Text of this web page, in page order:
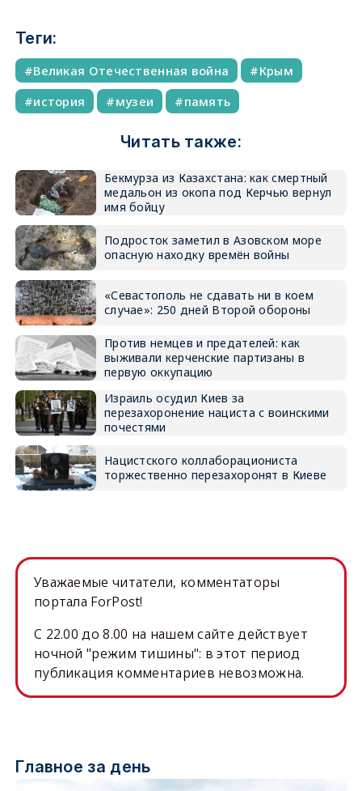
Теги:
Великая Отечественная война
Крым
история
музеи память
Читать также:
Бекмурза из Казахстана: как смертный
медальон из окопа под Керчью вернул
имя бойцу
Подросток заметил в Азовском море
опасную находку времён войны
«Севастополь не сдавать ни в коем
случае»: 250 дней Второй обороны
Против немцев и предателей: как
выживали керченские партизаны в
первую оккупацию
Израиль осудил Киев за
перезахоронение нациста с воинскими
почестями
Нацистского коллаборациониста
торжественно перезахоронят в Киеве
Уважаемые читатели, комментаторы
портала ForPost!
C 22.00 до 8.00 на нашем сайте действует
ночной "режим тишины": в этот период
публикация комментариев невозможна.
Главное за день